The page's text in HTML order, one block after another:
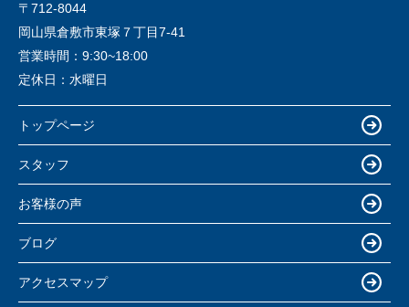
〒712-8044
岡山県倉敷市東塚７丁目7-41
営業時間： 9:30~18:00
定休日： 水曜日
トップページ
スタッフ
お客様の声
ブログ
アクセスマップ